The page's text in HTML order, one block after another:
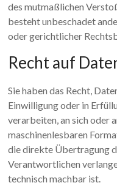
des mutmaßlichen
besteht unbeschadet
oder gerichtlicher
Recht auf
Sie haben das Recht,
Einwilligung oder in
verarbeiten, an sich oder
maschinenlesbaren
die direkte Übertragung
Verantwortlichen
technisch machbar ist.